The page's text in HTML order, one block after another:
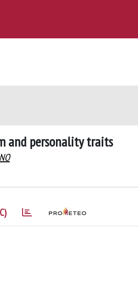
and personality traits